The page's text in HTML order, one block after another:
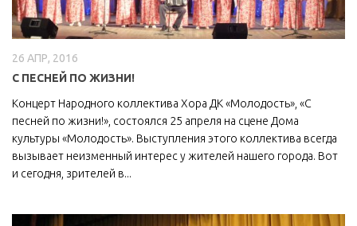
Правовая база
Противодействие коррупции
Отчеты о деятельности
Учреждения культуры
МБУ Дом культуры «Молодость»
МБУ Дом культуры «Октябрь»
МБОУ ДО «Детская школа искусств»
МБУК «Искитимский городской историко-художественный
26 АПР, 2016
С ПЕСНЕЙ ПО ЖИЗНИ!
Концерт Народного коллектива Хора ДК «Молодость», «С
песней по жизни!», состоялся 25 апреля на сцене Дома
культуры «Молодость». Выступления этого коллектива всегда
вызывает неизменный интерес у жителей нашего города. Вот
и сегодня, зрителей в...